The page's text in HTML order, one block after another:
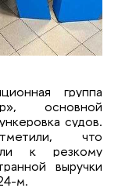
группа
основной
судов.
что
к резкому
выручки
м.